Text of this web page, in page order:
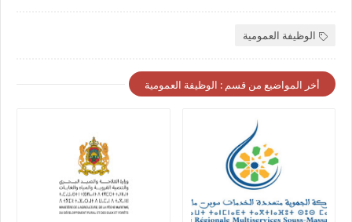
الوظيفة العمومية
أخر المواضيع من قسم : الوظيفة العمومية